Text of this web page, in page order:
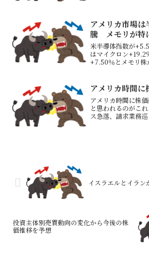
アメリカ市場は
騰 メモリが特
米半導体指数が
はマイクロン
+7.50％とメモリ株
タル+8.34％、シ―
アメリカ時間
アメリカ時間に株
と思われるのがこ
ス急落、請求業務
イスラエルとイラン
投資主体別売買動向の変化から今後の株
価推移を予想